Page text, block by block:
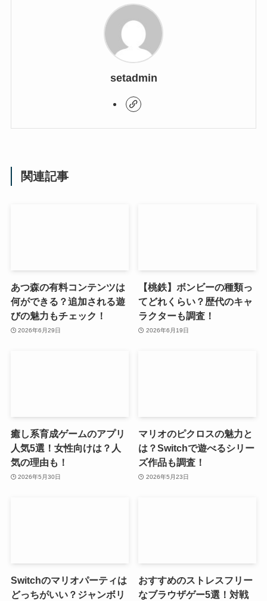
setadmin
関連記事
あつ森の有料コンテンツは
何ができる？追加される遊
びの魅力もチェック！
2026年6月29日
【桃鉄】ボンビーの種類っ
てどれくらい？歴代のキャ
ラクターも調査！
2026年6月19日
癒し系育成ゲームのアプリ
人気5選！女性向けは？人
気の理由も！
2026年5月30日
マリオのピクロスの魅力と
は？Switchで遊べるシリー
ズ作品も調査！
2026年5月23日
Switchのマリオパーティは
どっちがいい？ジャンボリ
おすすめのストレスフリー
なブラウザゲー5選！対戦